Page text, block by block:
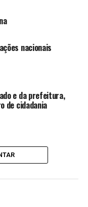
nacionais
e da prefeitura,
de cidadania